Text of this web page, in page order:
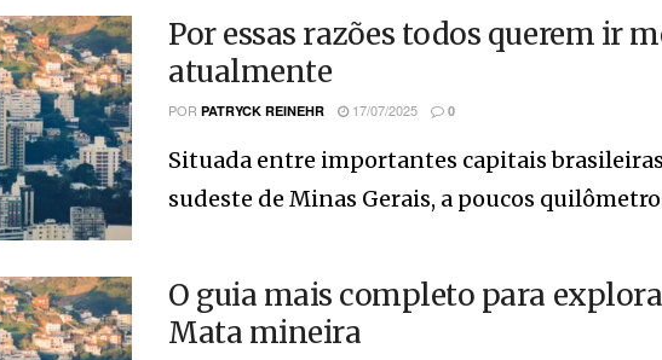
Por essas razões todos querem ir
atualmente
POR PATRYCK REINEHR 17/07/2025 0
Situada entre importantes capitais
sudeste de Minas Gerais, a poucos
O guia mais completo para
Mata mineira